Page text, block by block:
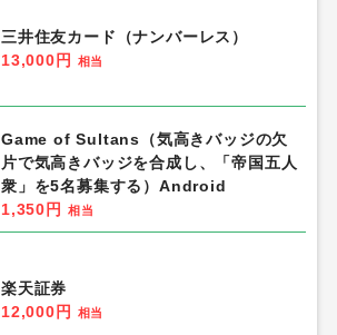
三井住友カード（ナンバーレス）
13,000円
相当
Game of Sultans（気高きバッジの欠
片で気高きバッジを合成し、「帝国五人
衆」を5名募集する）Android
1,350円
相当
楽天証券
12,000円
相当